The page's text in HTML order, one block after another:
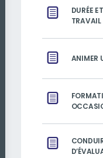
DURÉE
TRAVAIL
ANIMER